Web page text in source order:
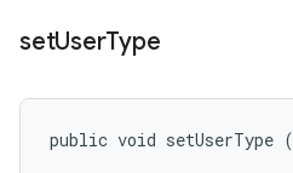
setUserType
public void setUserType (